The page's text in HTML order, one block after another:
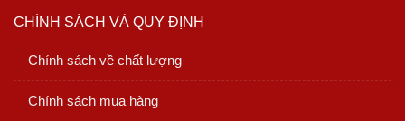
CHÍNH SÁCH VÀ QUY ĐỊNH
Chính sách về chất lượng
Chính sách mua hàng